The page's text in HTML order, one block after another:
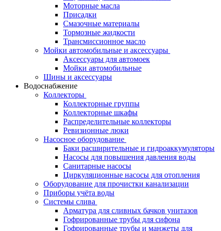
Моторные масла
Присадки
Смазочные материалы
Тормозные жидкости
Трансмиссионное масло
Мойки автомобильные и аксессуары
Аксессуары для автомоек
Мойки автомобильные
Шины и аксессуары
Водоснабжение
Коллекторы
Коллекторные группы
Коллекторные шкафы
Распределительные коллекторы
Ревизионные люки
Насосное оборудование
Баки расширительные и гидроаккумуляторы
Насосы для повышения давления воды
Санитарные насосы
Циркуляционные насосы для отопления
Оборудование для прочистки канализации
Приборы учёта воды
Системы слива
Арматура для сливных бачков унитазов
Гофрированные трубы для сифона
Гофрированные трубы и манжеты для